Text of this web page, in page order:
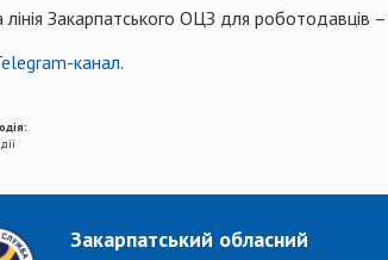
лінія Закарпатського ОЦЗ для
канал.
Закарпатський обласний